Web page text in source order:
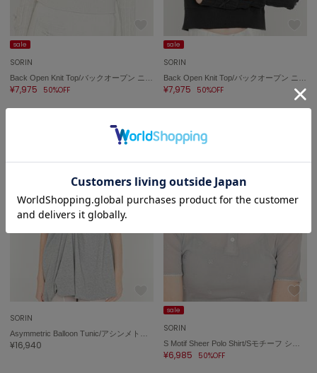
sale
SORIN
¥7,975 50%OFF
sale
SORIN
¥7,975 50%OFF
SORIN
¥16,940
sale
SORIN
¥6,985 50%OFF